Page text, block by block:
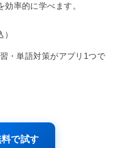
効率的に学べます。
・単語対策がアプリ1つで
で試す